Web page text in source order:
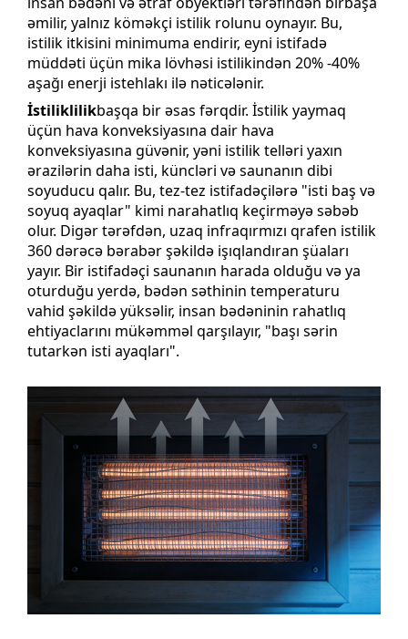
əmilir, yalnız köməkçi istilik rolunu oynayır. Bu,
istilik itkisini minimuma endirir, eyni istifadə
müddəti üçün mika lövhəsi istilikindən 20% -40%
aşağı enerji istehlakı ilə nəticələnir.
İstiliklilikbaşqa bir əsas fərqdir. İstilik yaymaq
üçün hava konveksiyasına dair hava
konveksiyasına güvənir, yəni istilik telləri yaxın
ərazilərin daha isti, küncləri və saunanın dibi
soyuducu qalır. Bu, tez-tez istifadəçilərə "isti baş və
soyuq ayaqlar" kimi narahatlıq keçirməyə səbəb
olur. Digər tərəfdən, uzaq infraqırmızı qrafen istilik
360 dərəcə bərabər şəkildə işıqlandıran şüaları
yayır. Bir istifadəçi saunanın harada olduğu və ya
oturduğu yerdə, bədən səthinin temperaturu
vahid şəkildə yüksəlir, insan bədəninin rahatlıq
ehtiyaclarını mükəmməl qarşılayır, "başı sərin
tutarkən isti ayaqları".